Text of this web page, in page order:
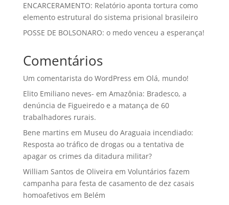
ENCARCERAMENTO: Relatório aponta tortura como
elemento estrutural do sistema prisional brasileiro
POSSE DE BOLSONARO: o medo venceu a esperança!
Comentários
Um comentarista do WordPress em Olá, mundo!
Elito Emiliano neves- em Amazônia: Bradesco, a
denúncia de Figueiredo e a matança de 60
trabalhadores rurais.
Bene martins em Museu do Araguaia incendiado:
Resposta ao tráfico de drogas ou a tentativa de
apagar os crimes da ditadura militar?
William Santos de Oliveira em Voluntários fazem
campanha para festa de casamento de dez casais
homoafetivos em Belém